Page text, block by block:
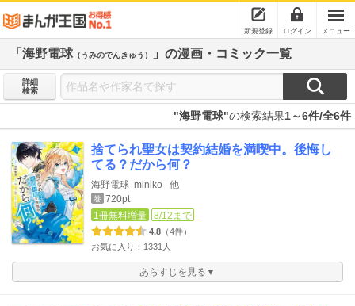
新規登録 ログイン メニュー
「海野電球 （うみのでんきゅう） 」の漫画・コミック一覧
詳細
検索
"海野電球"の検索結果1～6件/全6件
捨てられ聖女は契約結婚を満喫中。後悔し
てる？だから何？
海野電球 miniko 他
巻 720pt
1冊無料増量
8/12まで
4.8 （4件）
お気に入り：1331人
あらすじを見る▼